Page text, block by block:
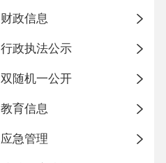
财政信息
行政执法公示
双随机一公开
教育信息
应急管理